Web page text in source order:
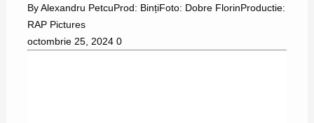
By Alexandru PetcuProd: BințiFoto: Dobre FlorinProductie:
RAP Pictures
octombrie 25, 2024 0